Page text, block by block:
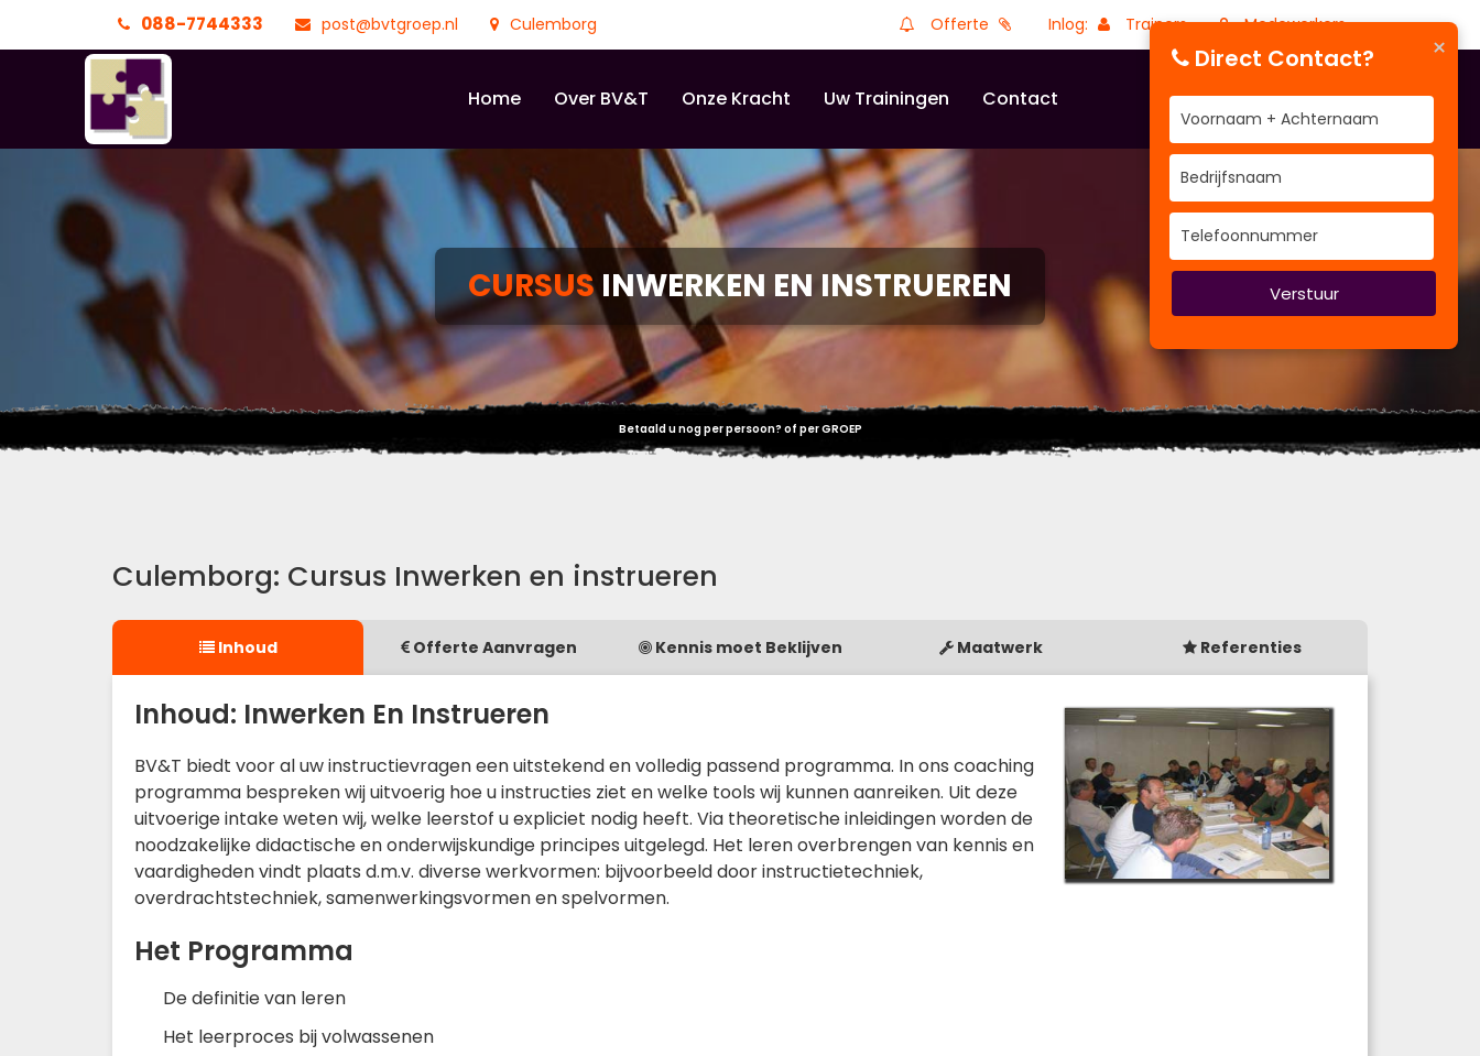
088-7744333 post@bvtgroep.nl Culemborg Offerte Inlog: Trainers Medewerkers
Home Over BV&T Onze Kracht Uw Trainingen Contact
CURSUSINWERKEN EN INSTRUEREN
Betaald u nog per persoon? of per GROEP
Culemborg: Cursus Inwerken en instrueren
Inhoud Offerte Aanvragen Kennis moet Beklijven Maatwerk Referenties
Inhoud: Inwerken En Instrueren
BV&T biedt voor al uw instructievragen een uitstekend en volledig passend programma. In ons coaching
programma bespreken wij uitvoerig hoe u instructies ziet en welke tools wij kunnen aanreiken. Uit deze
uitvoerige intake weten wij, welke leerstof u expliciet nodig heeft. Via theoretische inleidingen worden de
noodzakelijke didactische en onderwijskundige principes uitgelegd. Het leren overbrengen van kennis en
vaardigheden vindt plaats d.m.v. diverse werkvormen: bijvoorbeeld door instructietechniek,
overdrachtstechniek, samenwerkingsvormen en spelvormen.
Het Programma
De definitie van leren
Het leerproces bij volwassenen
×
Direct Contact?
Verstuur